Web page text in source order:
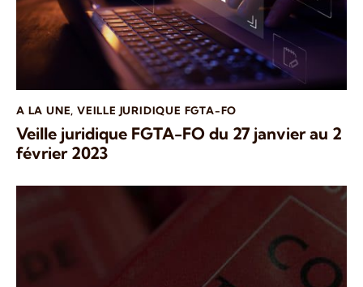
A LA UNE,VEILLE JURIDIQUE FGTA-FO
Veille juridique FGTA-FO du 27 janvier au 2
février 2023